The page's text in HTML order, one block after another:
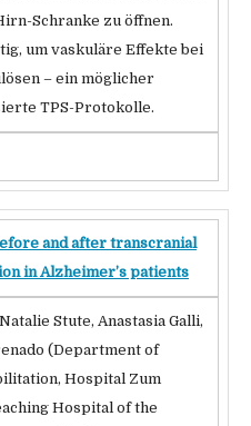
Schranke zu öffnen.
um vaskuläre Effekte bei
– ein möglicher
TPS-Protokolle.
and after transcranial
in Alzheimer’s patients
Stute, Anastasia Galli,
(Department of
Hospital Zum
Hospital of the